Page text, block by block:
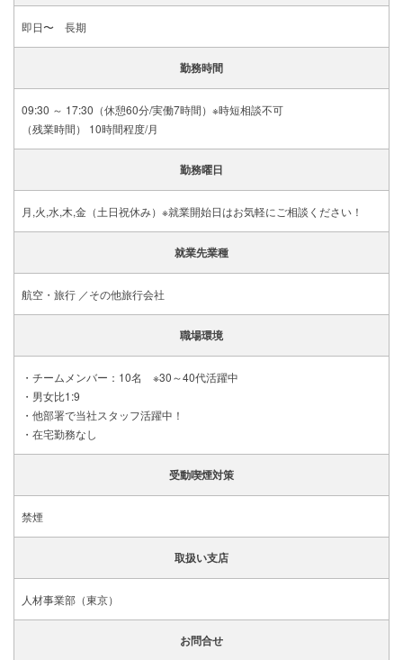
即日〜 長期
勤務時間
09:30 ～ 17:30（休憩60分/実働7時間）※時短相談不可
（残業時間） 10時間程度/月
勤務曜日
月,火,水,木,金（土日祝休み）※就業開始日はお気軽にご相談ください！
就業先業種
航空・旅行 ／その他旅行会社
職場環境
・チームメンバー：10名 ※30～40代活躍中
・男女比1:9
・他部署で当社スタッフ活躍中！
・在宅勤務なし
受動喫煙対策
禁煙
取扱い支店
人材事業部（東京）
お問合せ